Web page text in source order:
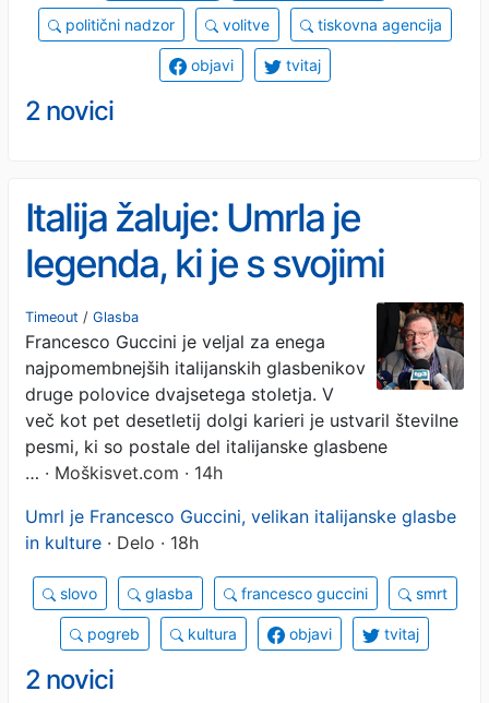
politični nadzor volitve tiskovna agencija
objavi tvitaj
2 novici
Italija žaluje: Umrla je
legenda, ki je s svojimi
pesmimi zaznamovala
Italijo
Timeout / Glasba
Francesco Guccini je veljal za enega
najpomembnejših italijanskih glasbenikov
druge polovice dvajsetega stoletja. V
več kot pet desetletij dolgi karieri je ustvaril številne
pesmi, ki so postale del italijanske glasbene
… · Moškisvet.com · 14h
Umrl je Francesco Guccini, velikan italijanske glasbe
in kulture · Delo · 18h
slovo glasba francesco guccini smrt
pogreb kultura objavi tvitaj
2 novici